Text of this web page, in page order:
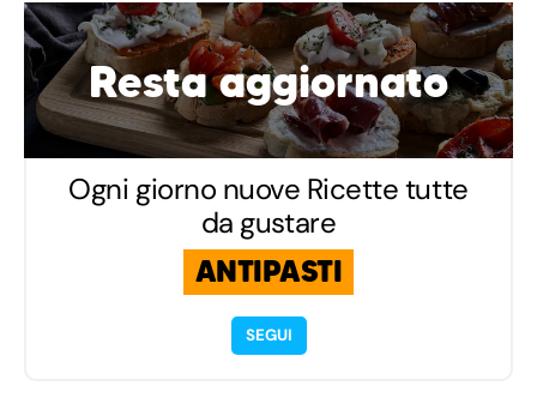
Resta aggiornato
Ogni giorno nuove Ricette tutte
da gustare
ANTIPASTI
SEGUI